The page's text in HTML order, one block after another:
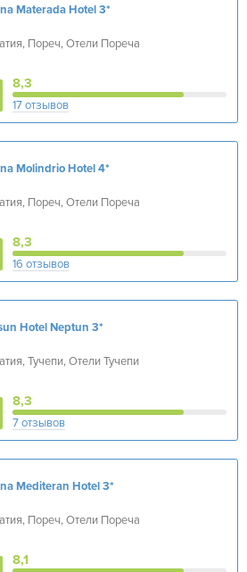
Materada Hotel3*
Пореч, Отели Пореча
8,3
17 отзывов
Molindrio Hotel4*
Пореч, Отели Пореча
8,3
16 отзывов
Hotel Neptun 3*
Тучепи, Отели Тучепи
8,3
7 отзывов
Mediteran Hotel3*
Пореч, Отели Пореча
8,1